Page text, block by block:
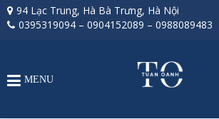
94 Lạc Trung, Hà Bà Trưng, Hà Nội
0395319094 – 0904152089 – 0988089483
MENU